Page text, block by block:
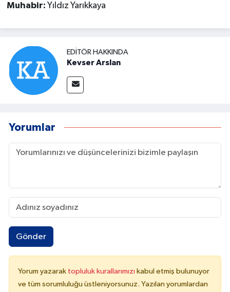
Muhabir: Yıldız Yarıkkaya
EDITÖR HAKKINDA
Kevser Arslan
Yorumlar
Gönder
Yorum yazarak topluluk kurallarımızı kabul etmiş bulunuyor
ve tüm sorumluluğu üstleniyorsunuz. Yazılan yorumlardan